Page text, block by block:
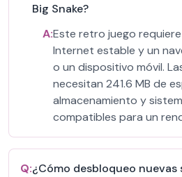
Big Snake?
A:Este retro juego
Internet estable y un
o un dispositivo móvil.
necesitan 241.6 MB de
almacenamiento y
compatibles para un
Q:¿Cómo desbloqueo nuevas